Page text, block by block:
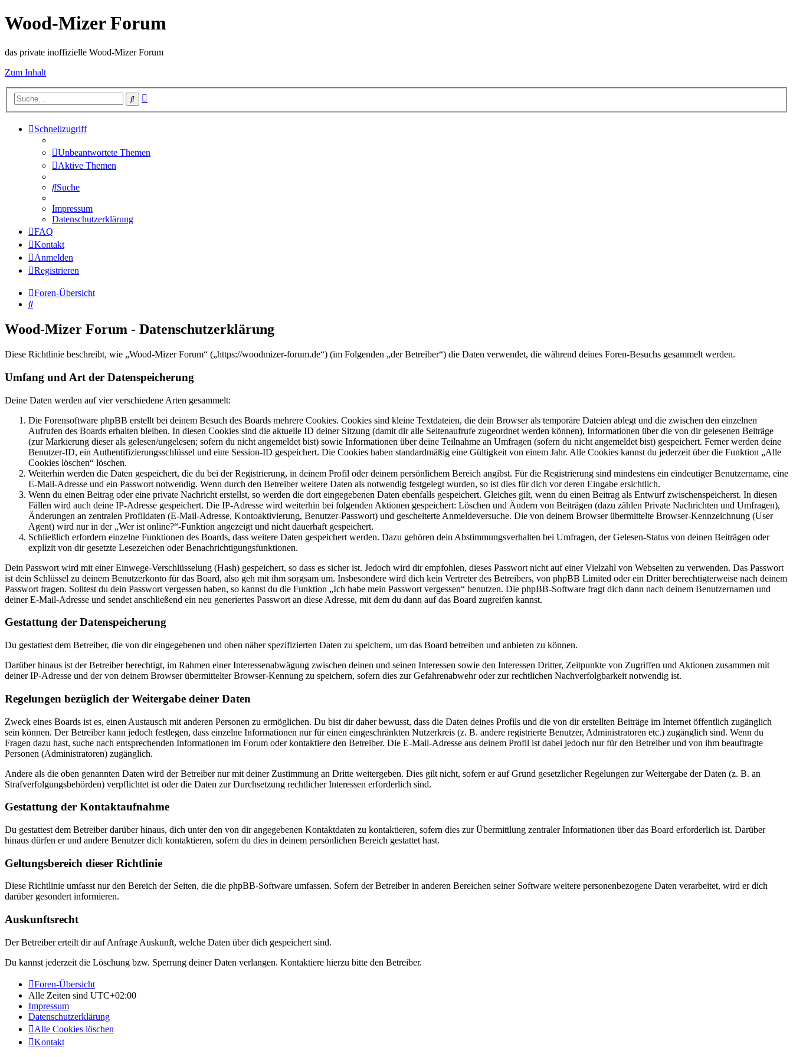
Wood-Mizer Forum
das private inoffizielle Wood-Mizer Forum
Zum Inhalt
Suche
Schnellzugriff
Unbeantwortete Themen
Aktive Themen
Suche
Impressum
Datenschutzerklärung
FAQ
Kontakt
Anmelden
Registrieren
Foren-Übersicht
Suche
Wood-Mizer Forum - Datenschutzerklärung
Diese Richtlinie beschreibt, wie „Wood-Mizer Forum“ („https://woodmizer-forum.de“) (im Folgenden „der Betreiber“) die Daten verwendet, die während deines Foren-Besuchs gesammelt werden.
Umfang und Art der Datenspeicherung
Deine Daten werden auf vier verschiedene Arten gesammelt:
Die Forensoftware phpBB erstellt bei deinem Besuch des Boards mehrere Cookies. Cookies sind kleine Textdateien, die dein Browser als temporäre Dateien ablegt und die zwischen den einzelnen
Aufrufen des Boards erhalten bleiben. In diesen Cookies sind die aktuelle ID deiner Sitzung (damit dir alle Seitenaufrufe zugeordnet werden können), Informationen über die von dir gelesenen Beiträge
(zur Markierung dieser als gelesen/ungelesen; sofern du nicht angemeldet bist) sowie Informationen über deine Teilnahme an Umfragen (sofern du nicht angemeldet bist) gespeichert. Ferner werden deine
Benutzer-ID, ein Authentifizierungsschlüssel und eine Session-ID gespeichert. Die Cookies haben standardmäßig eine Gültigkeit von einem Jahr. Alle Cookies kannst du jederzeit über die Funktion „Alle
Cookies löschen“ löschen.
Weiterhin werden die Daten gespeichert, die du bei der Registrierung, in deinem Profil oder deinem persönlichem Bereich angibst. Für die Registrierung sind mindestens ein eindeutiger Benutzername, eine
E-Mail-Adresse und ein Passwort notwendig. Wenn durch den Betreiber weitere Daten als notwendig festgelegt wurden, so ist dies für dich vor deren Eingabe ersichtlich.
Wenn du einen Beitrag oder eine private Nachricht erstellst, so werden die dort eingegebenen Daten ebenfalls gespeichert. Gleiches gilt, wenn du einen Beitrag als Entwurf zwischenspeicherst. In diesen
Fällen wird auch deine IP-Adresse gespeichert. Die IP-Adresse wird weiterhin bei folgenden Aktionen gespeichert: Löschen und Ändern von Beiträgen (dazu zählen Private Nachrichten und Umfragen),
Änderungen an zentralen Profildaten (E-Mail-Adresse, Kontoaktivierung, Benutzer-Passwort) und gescheiterte Anmeldeversuche. Die von deinem Browser übermittelte Browser-Kennzeichnung (User
Agent) wird nur in der „Wer ist online?“-Funktion angezeigt und nicht dauerhaft gespeichert.
Schließlich erfordern einzelne Funktionen des Boards, dass weitere Daten gespeichert werden. Dazu gehören dein Abstimmungsverhalten bei Umfragen, der Gelesen-Status von deinen Beiträgen oder
explizit von dir gesetzte Lesezeichen oder Benachrichtigungsfunktionen.
Dein Passwort wird mit einer Einwege-Verschlüsselung (Hash) gespeichert, so dass es sicher ist. Jedoch wird dir empfohlen, dieses Passwort nicht auf einer Vielzahl von Webseiten zu verwenden. Das Passwort
ist dein Schlüssel zu deinem Benutzerkonto für das Board, also geh mit ihm sorgsam um. Insbesondere wird dich kein Vertreter des Betreibers, von phpBB Limited oder ein Dritter berechtigterweise nach deinem
Passwort fragen. Solltest du dein Passwort vergessen haben, so kannst du die Funktion „Ich habe mein Passwort vergessen“ benutzen. Die phpBB-Software fragt dich dann nach deinem Benutzernamen und
deiner E-Mail-Adresse und sendet anschließend ein neu generiertes Passwort an diese Adresse, mit dem du dann auf das Board zugreifen kannst.
Gestattung der Datenspeicherung
Du gestattest dem Betreiber, die von dir eingegebenen und oben näher spezifizierten Daten zu speichern, um das Board betreiben und anbieten zu können.
Darüber hinaus ist der Betreiber berechtigt, im Rahmen einer Interessenabwägung zwischen deinen und seinen Interessen sowie den Interessen Dritter, Zeitpunkte von Zugriffen und Aktionen zusammen mit
deiner IP-Adresse und der von deinem Browser übermittelter Browser-Kennung zu speichern, sofern dies zur Gefahrenabwehr oder zur rechtlichen Nachverfolgbarkeit notwendig ist.
Regelungen bezüglich der Weitergabe deiner Daten
Zweck eines Boards ist es, einen Austausch mit anderen Personen zu ermöglichen. Du bist dir daher bewusst, dass die Daten deines Profils und die von dir erstellten Beiträge im Internet öffentlich zugänglich
sein können. Der Betreiber kann jedoch festlegen, dass einzelne Informationen nur für einen eingeschränkten Nutzerkreis (z. B. andere registrierte Benutzer, Administratoren etc.) zugänglich sind. Wenn du
Fragen dazu hast, suche nach entsprechenden Informationen im Forum oder kontaktiere den Betreiber. Die E-Mail-Adresse aus deinem Profil ist dabei jedoch nur für den Betreiber und von ihm beauftragte
Personen (Administratoren) zugänglich.
Andere als die oben genannten Daten wird der Betreiber nur mit deiner Zustimmung an Dritte weitergeben. Dies gilt nicht, sofern er auf Grund gesetzlicher Regelungen zur Weitergabe der Daten (z. B. an
Strafverfolgungsbehörden) verpflichtet ist oder die Daten zur Durchsetzung rechtlicher Interessen erforderlich sind.
Gestattung der Kontaktaufnahme
Du gestattest dem Betreiber darüber hinaus, dich unter den von dir angegebenen Kontaktdaten zu kontaktieren, sofern dies zur Übermittlung zentraler Informationen über das Board erforderlich ist. Darüber
hinaus dürfen er und andere Benutzer dich kontaktieren, sofern du dies in deinem persönlichen Bereich gestattet hast.
Geltungsbereich dieser Richtlinie
Diese Richtlinie umfasst nur den Bereich der Seiten, die die phpBB-Software umfassen. Sofern der Betreiber in anderen Bereichen seiner Software weitere personenbezogene Daten verarbeitet, wird er dich
darüber gesondert informieren.
Auskunftsrecht
Der Betreiber erteilt dir auf Anfrage Auskunft, welche Daten über dich gespeichert sind.
Du kannst jederzeit die Löschung bzw. Sperrung deiner Daten verlangen. Kontaktiere hierzu bitte den Betreiber.
Foren-Übersicht
Alle Zeiten sind UTC+02:00
Impressum
Datenschutzerklärung
Alle Cookies löschen
Kontakt